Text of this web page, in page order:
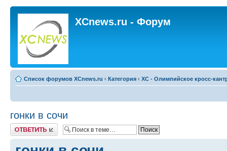
XCnews.ru - Форум
Список форумов XCnews.ru ‹ Категория ‹ XC - Олимпийское кросс-
гонки в сочи
Ответить